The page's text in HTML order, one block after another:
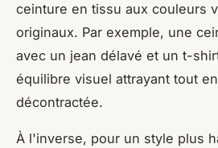
ceinture en tissu aux couleurs
originaux. Par exemple, une
avec un jean délavé et un t-
équilibre visuel attrayant tout
décontractée.
À l'inverse, pour un style plus